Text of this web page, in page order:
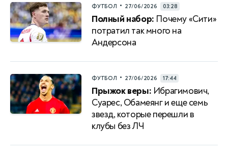
ФУТБОЛ • 27/06/2026 03:28
Полный набор: Почему «Сити»
потратил так много на
Андерсона
ФУТБОЛ • 27/06/2026 17:44
Прыжок веры: Ибрагимович,
Суарес, Обамеянг и еще семь
звезд, которые перешли в
клубы без ЛЧ